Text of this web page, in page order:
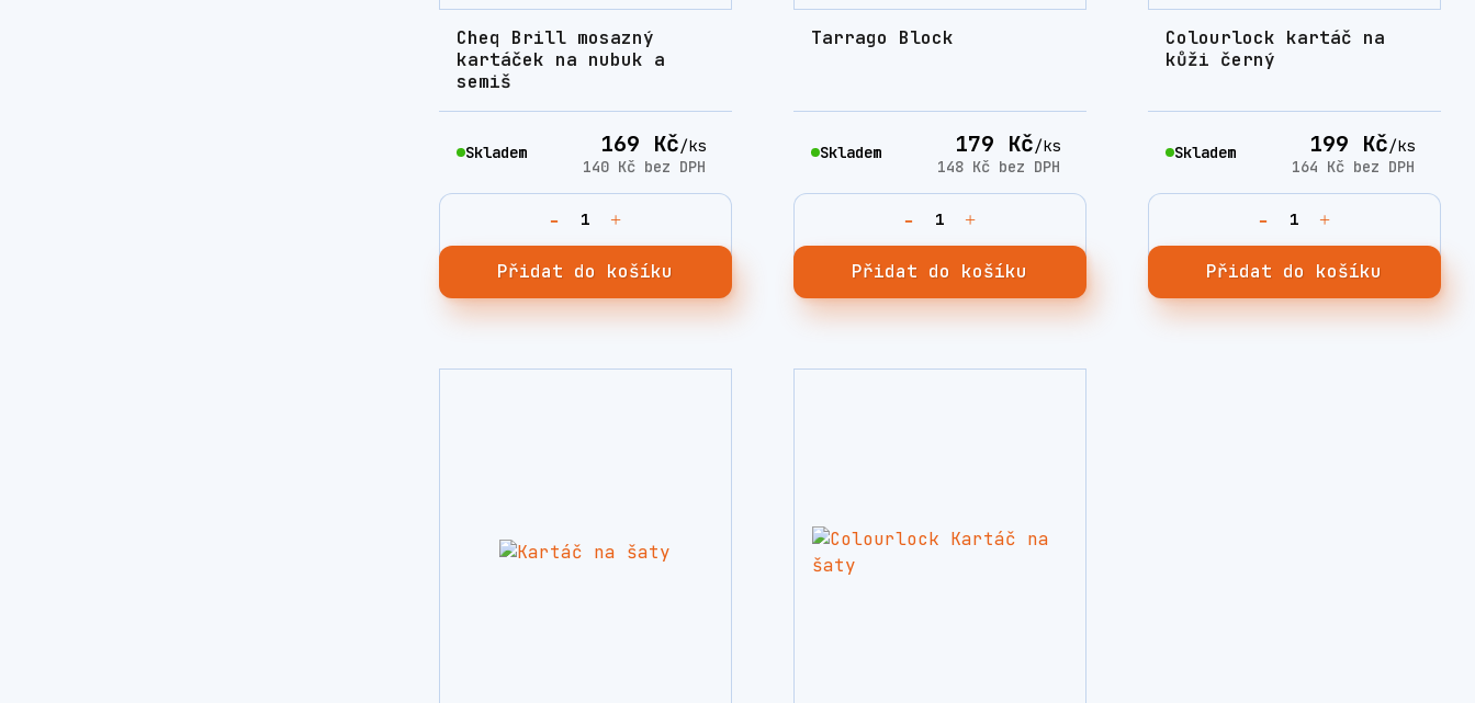
Cheq Brill mosazný
kartáček na nubuk a
semiš
169 Kč/ks
140 Kč bez DPH
Skladem
Přidat do košíku
Tarrago Block
179 Kč/ks
148 Kč bez DPH
Skladem
Přidat do košíku
Colourlock kartáč na
kůži černý
199 Kč/ks
164 Kč bez DPH
Skladem
Přidat do košíku